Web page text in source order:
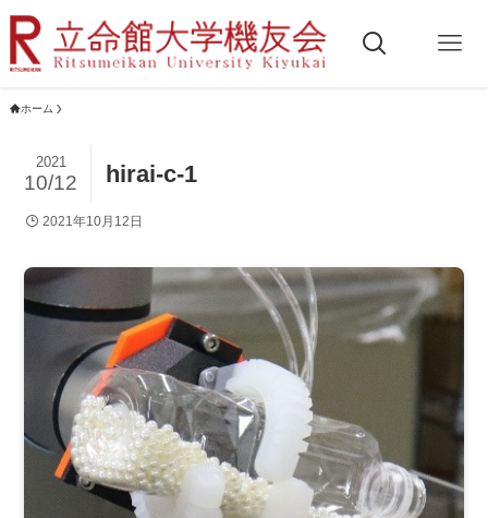
ホーム
hirai-c-1
2021
10/12
2021年10月12日